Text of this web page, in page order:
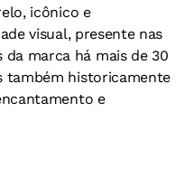
icônico e
visual, presente nas
da marca há mais de 30
também historicamente
e